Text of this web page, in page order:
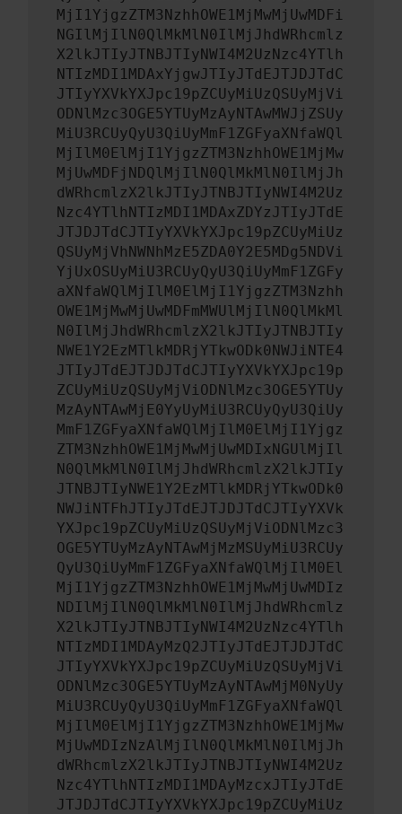
MjI1YjgzZTM3NzhhOWE1MjMwMjUwMDFi
NGIlMjIlN0QlMkMlN0IlMjJhdWRhcmlz
X2lkJTIyJTNBJTIyNWI4M2UzNzc4YTlh
NTIzMDI1MDAxYjgwJTIyJTdEJTJDJTdC
JTIyYXVkYXJpc19pZCUyMiUzQSUyMjVi
ODNlMzc3OGE5YTUyMzAyNTAwMWJjZSUy
MiU3RCUyQyU3QiUyMmF1ZGFyaXNfaWQl
MjIlM0ElMjI1YjgzZTM3NzhhOWE1MjMw
MjUwMDFjNDQlMjIlN0QlMkMlN0IlMjJh
dWRhcmlzX2lkJTIyJTNBJTIyNWI4M2Uz
Nzc4YTlhNTIzMDI1MDAxZDYzJTIyJTdE
JTJDJTdCJTIyYXVkYXJpc19pZCUyMiUz
QSUyMjVhNWNhMzE5ZDA0Y2E5MDg5NDVi
YjUxOSUyMiU3RCUyQyU3QiUyMmF1ZGFy
aXNfaWQlMjIlM0ElMjI1YjgzZTM3Nzhh
OWE1MjMwMjUwMDFmMWUlMjIlN0QlMkMl
N0IlMjJhdWRhcmlzX2lkJTIyJTNBJTIy
NWE1Y2EzMTlkMDRjYTkwODk0NWJiNTE4
JTIyJTdEJTJDJTdCJTIyYXVkYXJpc19p
ZCUyMiUzQSUyMjViODNlMzc3OGE5YTUy
MzAyNTAwMjE0YyUyMiU3RCUyQyU3QiUy
MmF1ZGFyaXNfaWQlMjIlM0ElMjI1Yjgz
ZTM3NzhhOWE1MjMwMjUwMDIxNGUlMjIl
N0QlMkMlN0IlMjJhdWRhcmlzX2lkJTIy
JTNBJTIyNWE1Y2EzMTlkMDRjYTkwODk0
NWJiNTFhJTIyJTdEJTJDJTdCJTIyYXVk
YXJpc19pZCUyMiUzQSUyMjViODNlMzc3
OGE5YTUyMzAyNTAwMjMzMSUyMiU3RCUy
QyU3QiUyMmF1ZGFyaXNfaWQlMjIlM0El
MjI1YjgzZTM3NzhhOWE1MjMwMjUwMDIz
NDIlMjIlN0QlMkMlN0IlMjJhdWRhcmlz
X2lkJTIyJTNBJTIyNWI4M2UzNzc4YTlh
NTIzMDI1MDAyMzQ2JTIyJTdEJTJDJTdC
JTIyYXVkYXJpc19pZCUyMiUzQSUyMjVi
ODNlMzc3OGE5YTUyMzAyNTAwMjM0NyUy
MiU3RCUyQyU3QiUyMmF1ZGFyaXNfaWQl
MjIlM0ElMjI1YjgzZTM3NzhhOWE1MjMw
MjUwMDIzNzAlMjIlN0QlMkMlN0IlMjJh
dWRhcmlzX2lkJTIyJTNBJTIyNWI4M2Uz
Nzc4YTlhNTIzMDI1MDAyMzcxJTIyJTdE
JTJDJTdCJTIyYXVkYXJpc19pZCUyMiUz